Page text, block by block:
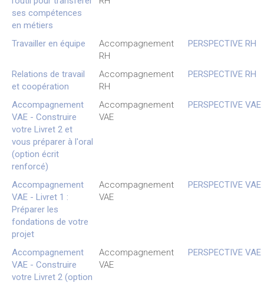
ses compétences
en métiers
Travailler en équipe
Accompagnement
RH
PERSPECTIVE RH
Relations de travail
et coopération
Accompagnement
RH
PERSPECTIVE RH
Accompagnement
VAE - Construire
votre Livret 2 et
vous préparer à l'oral
(option écrit
renforcé)
Accompagnement
VAE
PERSPECTIVE VAE
Accompagnement
VAE - Livret 1 :
Préparer les
fondations de votre
projet
Accompagnement
VAE
PERSPECTIVE VAE
Accompagnement
VAE - Construire
votre Livret 2 (option
Accompagnement
VAE
PERSPECTIVE VAE